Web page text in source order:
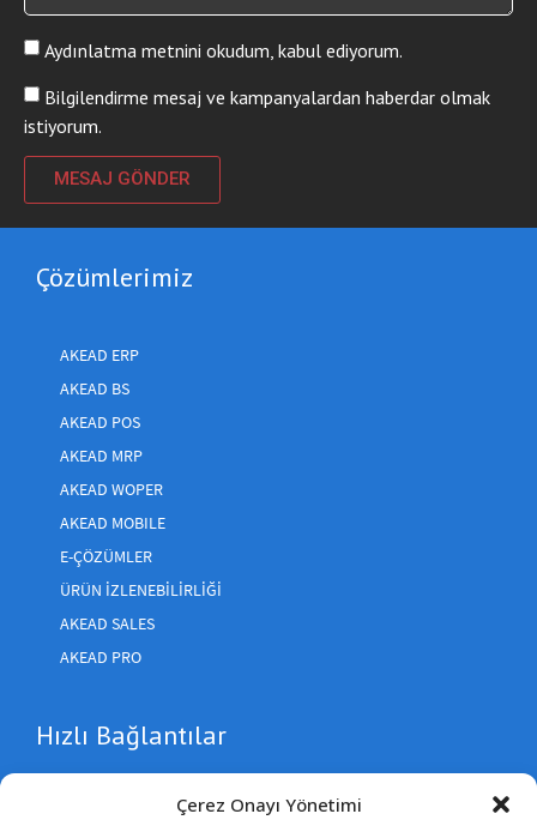
Çerez Onayı Yönetimi
Aydınlatma metnini okudum, kabul ediyorum.
Bilgilendirme mesaj ve kampanyalardan haberdar olmak
istiyorum.
MESAJ GÖNDER
Çözümlerimiz
AKEAD ERP
AKEAD BS
AKEAD POS
AKEAD MRP
AKEAD WOPER
AKEAD MOBILE
E-ÇÖZÜMLER
ÜRÜN IZLENEBILIRLIĞI
AKEAD SALES
AKEAD PRO
Hızlı Bağlantılar